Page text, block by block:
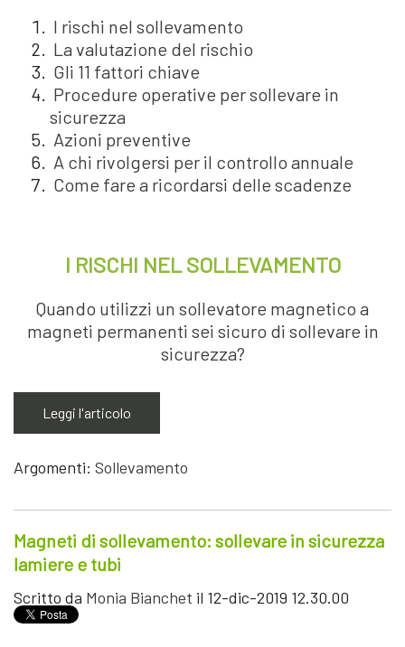
I rischi nel sollevamento
La valutazione del rischio
Gli 11 fattori chiave
Procedure operative per sollevare in
sicurezza
Azioni preventive
A chi rivolgersi per il controllo annuale
Come fare a ricordarsi delle scadenze
I RISCHI NEL SOLLEVAMENTO
Quando utilizzi un sollevatore magnetico a
magneti permanenti sei sicuro di sollevare in
sicurezza?
Leggi l'articolo
Argomenti: Sollevamento
Magneti di sollevamento: sollevare in sicurezza
lamiere e tubi
Scritto da Monia Bianchet il 12-dic-2019 12.30.00